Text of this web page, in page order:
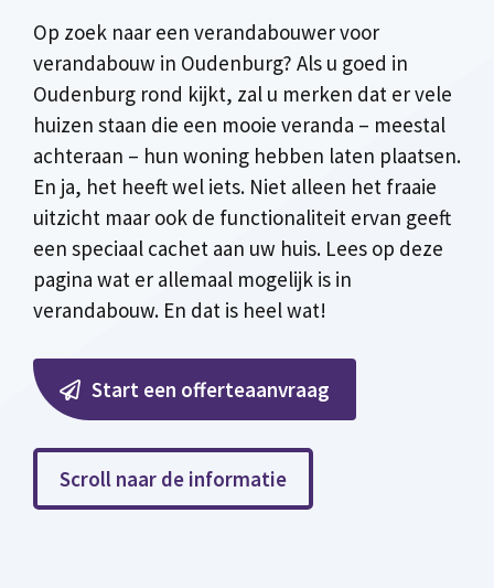
Op zoek naar een verandabouwer voor
verandabouw in Oudenburg? Als u goed in
Oudenburg rond kijkt, zal u merken dat er vele
huizen staan die een mooie veranda – meestal
achteraan – hun woning hebben laten plaatsen.
En ja, het heeft wel iets. Niet alleen het fraaie
uitzicht maar ook de functionaliteit ervan geeft
een speciaal cachet aan uw huis. Lees op deze
pagina wat er allemaal mogelijk is in
verandabouw. En dat is heel wat!
Start een offerteaanvraag
Scroll naar de informatie